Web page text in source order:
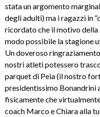
stata un argomento
degli adulti) ma i ragazzi in
ricordato che il motivo della
modo possibile la stagione
Un doveroso
nostri atleti potessero
parquet di Peia (il nostro
presidentissimo Bonandrini
fisicamente che
coach Marco e Chiara alla